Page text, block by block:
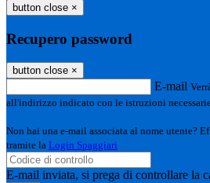
button close ×
Recupero password
button close ×
E-mail
all'indirizzo indicato con le istruzioni
Non hai una e-mail associata al nome utente?
tramite la Login Spaggiari
E-mail inviata, si prega di controllare la